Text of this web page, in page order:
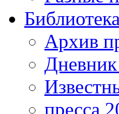
Библиотека
Архив
Дневник
пресса